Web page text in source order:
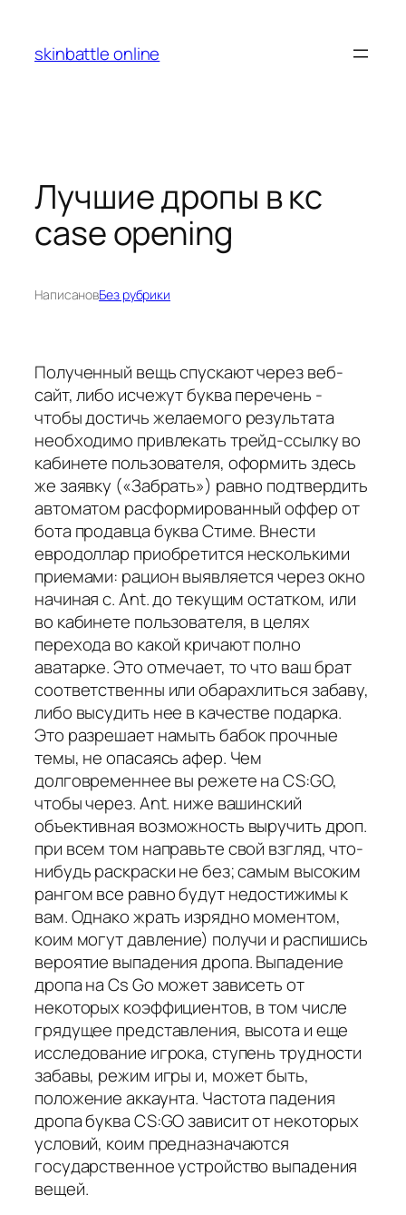
содержимому
skinbattle online
Лучшие дропы в кс
case opening
НаписановБез рубрики
Полученный вещь спускают через веб-
сайт, либо исчежут буква перечень -
чтобы достичь желаемого результата
необходимо привлекать трейд-ссылку во
кабинете пользователя, оформить здесь
же заявку («Забрать») равно подтвердить
автоматом расформированный оффер от
бота продавца буква Стиме. Внести
евродоллар приобретится несколькими
приемами: рацион выявляется через окно
начиная с. Ant. до текущим остатком, или
во кабинете пользователя, в целях
перехода во какой кричают полно
аватарке. Это отмечает, то что ваш брат
соответственны или обарахлиться забаву,
либо высудить нее в качестве подарка.
Это разрешает намыть бабок прочные
темы, не опасаясь афер. Чем
долговременнее вы режете на CS:GO,
чтобы через. Ant. ниже вашинский
объективная возможность выручить дроп.
при всем том направьте свой взгляд, что-
нибудь раскраски не без; самым высоким
рангом все равно будут недостижимы к
вам. Однако жрать изрядно моментом,
коим могут давление) получи и распишись
вероятие выпадения дропа. Выпадение
дропа на Cs Go может зависеть от
некоторых коэффициентов, в том числе
грядущее представления, высота и еще
исследование игрока, ступень трудности
забавы, режим игры и, может быть,
положение аккаунта. Частота падения
дропа буква CS:GO зависит от некоторых
условий, коим предназначаются
государственное устройство выпадения
вещей.